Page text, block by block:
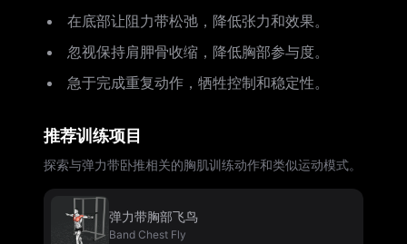
在底部让阻力带松弛，降低张力和效果。
忽视保持肩胛骨收缩，降低胸部参与度。
急于完成重复动作，牺牲控制和稳定性。
推荐训练项目
探索与弹力带卧推相关的胸肌训练动作和类似运动模式。
弹力带胸部飞鸟
Band Chest Fly